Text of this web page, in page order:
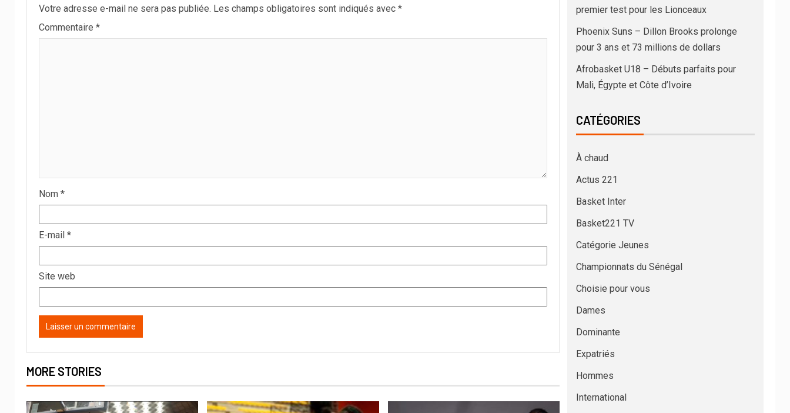
Votre adresse e-mail ne sera pas publiée. Les champs obligatoires sont indiqués avec *
Commentaire *
Nom *
E-mail *
Site web
MORE STORIES
premier test pour les Lionceaux
Phoenix Suns – Dillon Brooks prolonge
pour 3 ans et 73 millions de dollars
Afrobasket U18 – Débuts parfaits pour
Mali, Égypte et Côte d’Ivoire
CATÉGORIES
À chaud
Actus 221
Basket Inter
Basket221 TV
Catégorie Jeunes
Championnats du Sénégal
Choisie pour vous
Dames
Dominante
Expatriés
Hommes
International